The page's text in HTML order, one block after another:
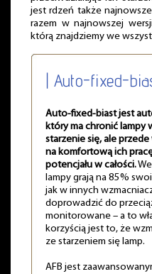
jest rdzeń także
razem w najnowszej
którą znajdziemy we
| Auto-fixed-
Auto-fixed-biast jest
który ma chronić lampy
starzenie się, ale
na komfortową ich
potencjału w całości.
lampy grają na 85%
jak w innych
doprowadzić do
monitorowane – a to
korzyścią jest to, że
ze starzeniem się lamp.
AFB jest